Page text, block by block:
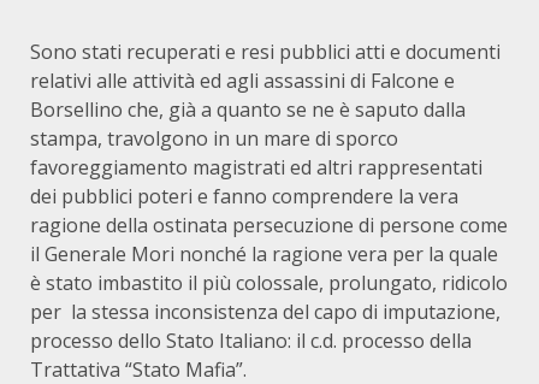
Sono stati recuperati e resi pubblici atti e documenti
relativi alle attività ed agli assassini di Falcone e
Borsellino che, già a quanto se ne è saputo dalla
stampa, travolgono in un mare di sporco
favoreggiamento magistrati ed altri rappresentati
dei pubblici poteri e fanno comprendere la vera
ragione della ostinata persecuzione di persone come
il Generale Mori nonché la ragione vera per la quale
è stato imbastito il più colossale, prolungato, ridicolo
per la stessa inconsistenza del capo di imputazione,
processo dello Stato Italiano: il c.d. processo della
Trattativa “Stato Mafia”.